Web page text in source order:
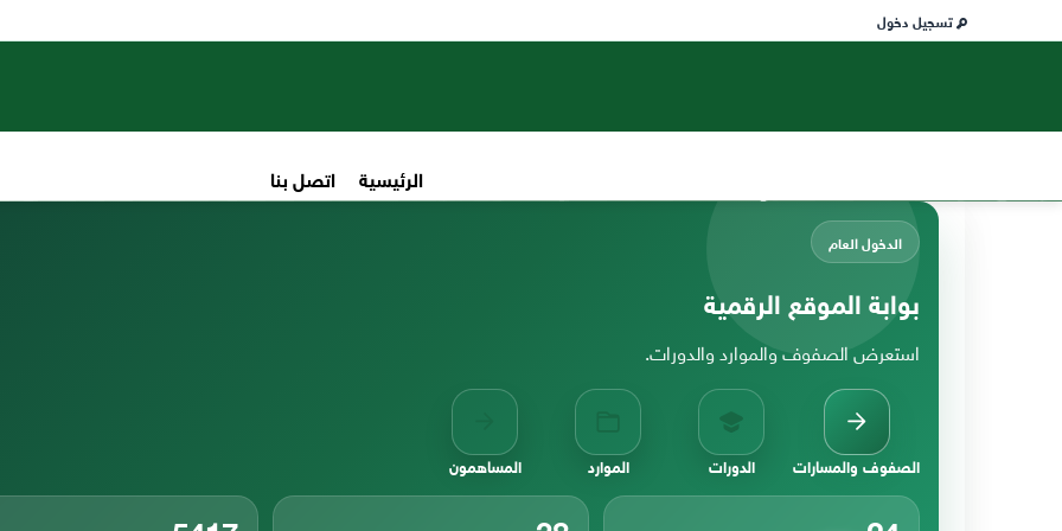
تسجيل دخول
الرئيسية اتصل بنا
الدخول العام
بوابة الموقع الرقمية
استعرض الصفوف والموارد والدورات.
الصفوف والمسارات الدورات الموارد المساهمون